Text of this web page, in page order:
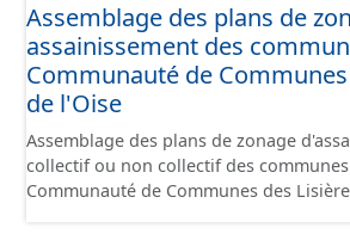
opercule, plaque pleine, té, réduction,
Assemblage des plans de
assainissement des
Communauté de
de l'Oise
Assemblage des plans de zonage
collectif ou non collectif des
Communauté de Communes des